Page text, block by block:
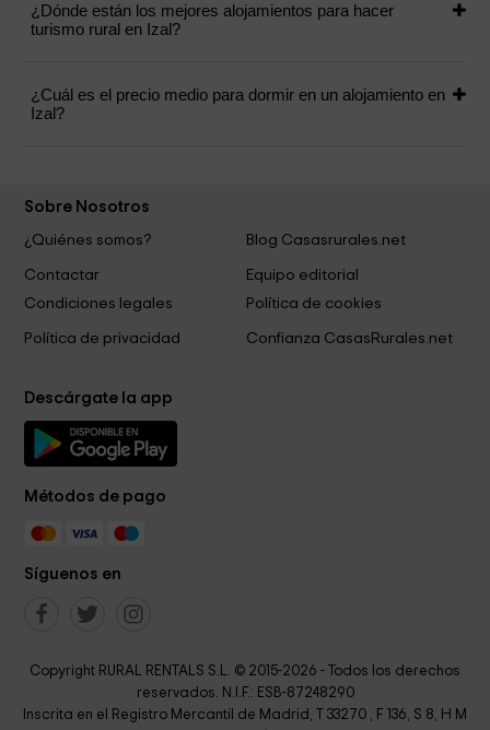
¿Dónde están los mejores alojamientos para hacer
turismo rural en Izal?
¿Cuál es el precio medio para dormir en un alojamiento en
Izal?
Sobre Nosotros
¿Quiénes somos?
Blog Casasrurales.net
Contactar
Equipo editorial
Condiciones legales
Política de cookies
Política de privacidad Confianza CasasRurales.net
Descárgate la app
Métodos de pago
Síguenos en
Copyright RURAL RENTALS S.L. © 2015-2026 - Todos los derechos
reservados. N.I.F.: ESB-87248290
Inscrita en el Registro Mercantil de Madrid, T 33270 , F 136, S 8, H M